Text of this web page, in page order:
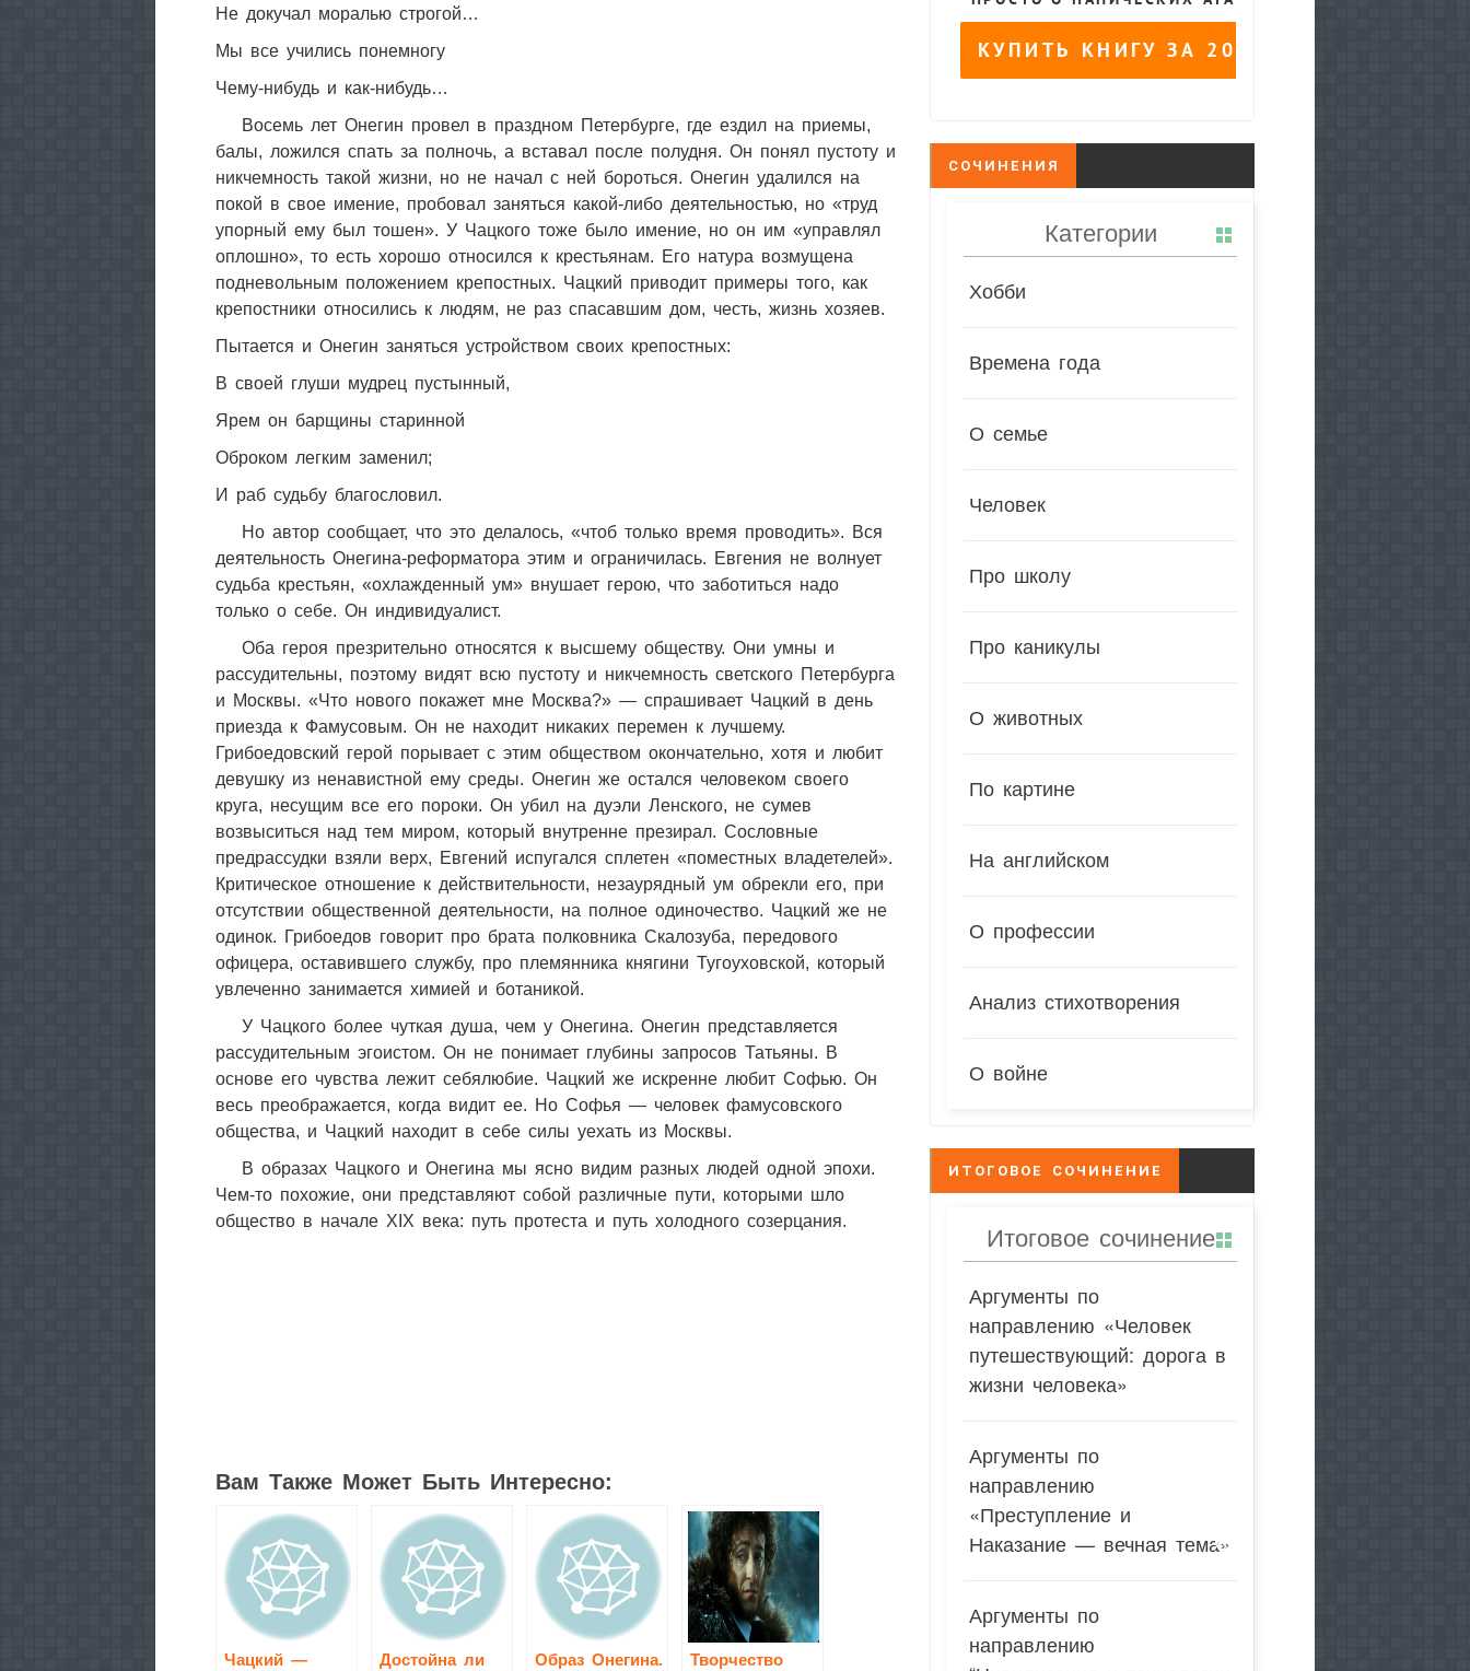
Не докучал моралью строгой…
Мы все учились понемногу
Чему-нибудь и как-нибудь…
Восемь лет Онегин провел в праздном Петербурге, где ездил на приемы,
балы, ложился спать за полночь, а вставал после полудня. Он понял пустоту и
никчемность такой жизни, но не начал с ней бороться. Онегин удалился на
покой в свое имение, пробовал заняться какой-либо деятельностью, но «труд
упорный ему был тошен». У Чацкого тоже было имение, но он им «управлял
оплошно», то есть хорошо относился к крестьянам. Его натура возмущена
подневольным положением крепостных. Чацкий приводит примеры того, как
крепостники относились к людям, не раз спасавшим дом, честь, жизнь хозяев.
Пытается и Онегин заняться устройством своих крепостных:
В своей глуши мудрец пустынный,
Ярем он барщины старинной
Оброком легким заменил;
И раб судьбу благословил.
Но автор сообщает, что это делалось, «чтоб только время проводить». Вся
деятельность Онегина-реформатора этим и ограничилась. Евгения не волнует
судьба крестьян, «охлажденный ум» внушает герою, что заботиться надо
только о себе. Он индивидуалист.
Оба героя презрительно относятся к высшему обществу. Они умны и
рассудительны, поэтому видят всю пустоту и никчемность светского Петербурга
и Москвы. «Что нового покажет мне Москва?» — спрашивает Чацкий в день
приезда к Фамусовым. Он не находит никаких перемен к лучшему.
Грибоедовский герой порывает с этим обществом окончательно, хотя и любит
девушку из ненавистной ему среды. Онегин же остался человеком своего
круга, несущим все его пороки. Он убил на дуэли Ленского, не сумев
возвыситься над тем миром, который внутренне презирал. Сословные
предрассудки взяли верх, Евгений испугался сплетен «поместных владетелей».
Критическое отношение к действительности, незаурядный ум обрекли его, при
отсутствии общественной деятельности, на полное одиночество. Чацкий же не
одинок. Грибоедов говорит про брата полковника Скалозуба, передового
офицера, оставившего службу, про племянника княгини Тугоуховской, который
увлеченно занимается химией и ботаникой.
У Чацкого более чуткая душа, чем у Онегина. Онегин представляется
рассудительным эгоистом. Он не понимает глубины запросов Татьяны. В
основе его чувства лежит себялюбие. Чацкий же искренне любит Софью. Он
весь преображается, когда видит ее. Но Софья — человек фамусовского
общества, и Чацкий находит в себе силы уехать из Москвы.
В образах Чацкого и Онегина мы ясно видим разных людей одной эпохи.
Чем-то похожие, они представляют собой различные пути, которыми шло
общество в начале XIX века: путь протеста и путь холодного созерцания.
Вам Также Может Быть Интересно:
Чацкий —
Достойна ли
Образ Онегина.
Творчество
СОЧИНЕНИЯ
Категории
Хобби
Времена года
О семье
Человек
Про школу
Про каникулы
О животных
По картине
На английском
О профессии
Анализ стихотворения
О войне
ИТОГОВОЕ СОЧИНЕНИЕ
Итоговое сочинение
Аргументы по
направлению «Человек
путешествующий: дорога в
жизни человека»
Аргументы по
направлению
«Преступление и
Наказание — вечная тема»
Аргументы по
направлению